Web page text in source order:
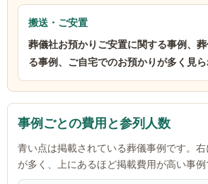
搬送・ご安置
葬儀社お預かりご安置に関する事例、
る事例、ご自宅でのお預かりが多く見ら
事例ごとの費用と参列人数
青い点は掲載されている葬儀事例です。
が多く、上にあるほど掲載費用が高い事例